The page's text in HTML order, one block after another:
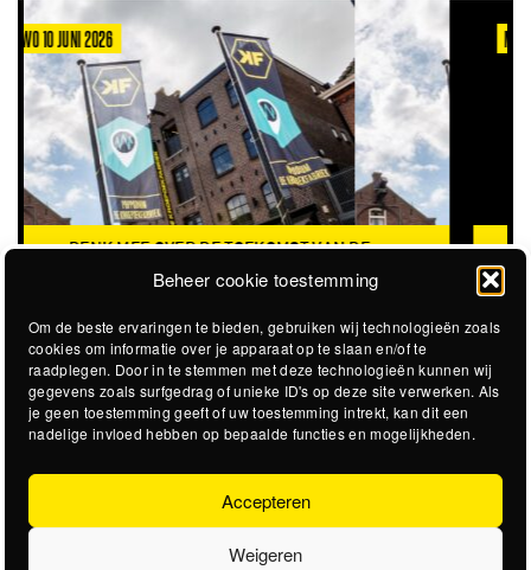
Beheer cookie toestemming
Om de beste ervaringen te bieden, gebruiken wij technologieën zoals
cookies om informatie over je apparaat op te slaan en/of te
raadplegen. Door in te stemmen met deze technologieën kunnen wij
gegevens zoals surfgedrag of unieke ID's op deze site verwerken. Als
je geen toestemming geeft of uw toestemming intrekt, kan dit een
nadelige invloed hebben op bepaalde functies en mogelijkheden.
Accepteren
Weigeren
DE
MA 8 JUNI 2026